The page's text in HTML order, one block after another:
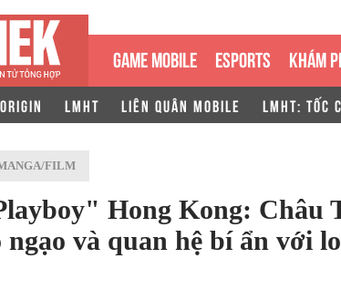
GAME MOBILE ESPORTS KHÁM
LMHT LIÊN QUÂN MOBILE LMHT: TỐC
FILM
Hong Kong: Châu
ngạo và quan hệ bí ẩn với